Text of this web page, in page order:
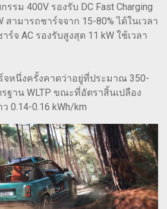
รม 400V รองรับ DC Fast Charging
ามารถชาร์จจาก 15-80% ได้ในเวลา
ร์จ AC รองรับสูงสุด 11 kW ใช้เวลา
จหนึ่งครั้งคาดว่าอยู่ที่ประมาณ 350-
ฐาน WLTP ขณะที่อัตราสิ้นเปลือง
0.14-0.16 kWh/km